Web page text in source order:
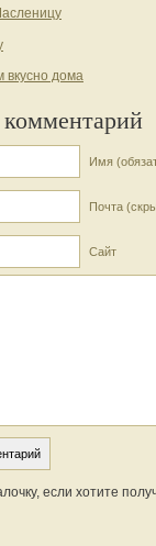
вкусно дома
Имя
Почта
Сайт
если хотите